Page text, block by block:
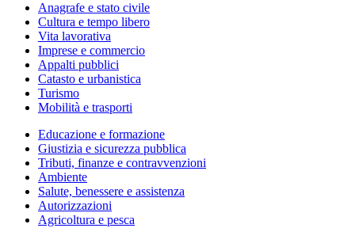
Anagrafe e stato civile
Cultura e tempo libero
Vita lavorativa
Imprese e commercio
Appalti pubblici
Catasto e urbanistica
Turismo
Mobilità e trasporti
Educazione e formazione
Giustizia e sicurezza pubblica
Tributi, finanze e contravvenzioni
Ambiente
Salute, benessere e assistenza
Autorizzazioni
Agricoltura e pesca